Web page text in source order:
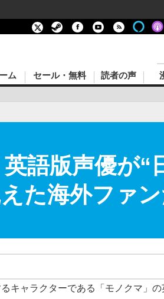
ム セール・無料 読者の声
英語版声優が
た海外ファ
キャラクターである「モノクマ」の